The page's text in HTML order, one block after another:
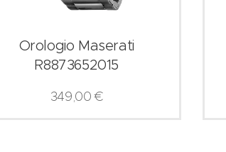
Orologio Maserati
R8873652015
349,00€